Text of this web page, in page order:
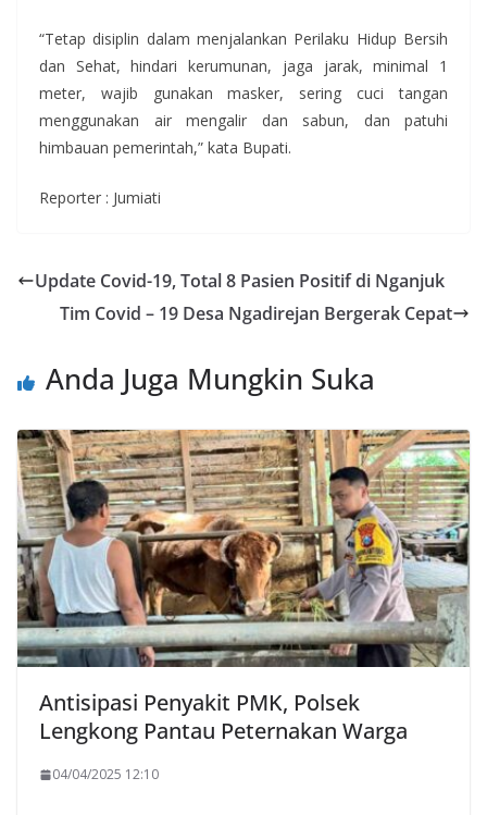
“Tetap disiplin dalam menjalankan Perilaku Hidup Bersih
dan Sehat, hindari kerumunan, jaga jarak, minimal 1
meter, wajib gunakan masker, sering cuci tangan
menggunakan air mengalir dan sabun, dan patuhi
himbauan pemerintah,” kata Bupati.
Reporter : Jumiati
Update Covid-19, Total 8 Pasien Positif di Nganjuk
Tim Covid – 19 Desa Ngadirejan Bergerak Cepat
Anda Juga Mungkin Suka
Antisipasi Penyakit PMK, Polsek
Lengkong Pantau Peternakan Warga
04/04/2025 12:10